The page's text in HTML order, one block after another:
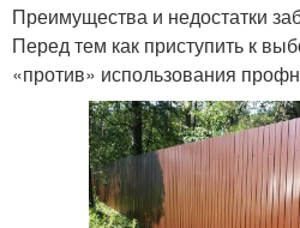
Преимущества и недостатки
Перед тем как приступить к
«против» использования